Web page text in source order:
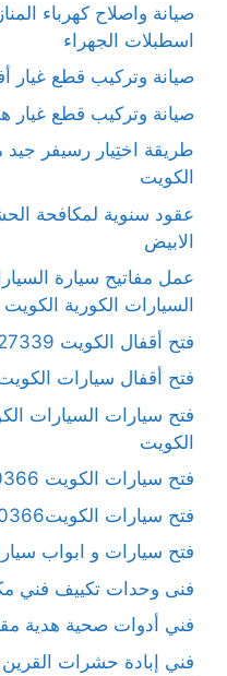
صيانة واصلاح كهرباء
اسطبلات الجهراء
صيانة وتركيب قطع غيار
صيانة وتركيب قطع غيار
طريقة اختِيار رسيفر
الكويت
عقود سنوية لمكافحة
الابيض
عمل مفاتيح سيارة
السيارات الكورية الكويت
فتح أقفال الكويت 52227339 قريب على موقعي
فتح أقفال سيارات الكويت66400366
فتح سيارات السيارات
الكويت
فتح سيارات الكويت 66400366 قريب على موقعي
فتح سيارات الكويت66400366
فتح سيارات و ابواب
فنى وحدات تكييف فني
فني أدوات صحية هدية
فني إبادة حشرات